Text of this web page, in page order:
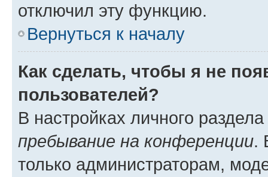
отключил эту функцию.
Вернуться к началу
Как сделать, чтобы я не
пользователей?
В настройках личного
пребывание на конференции.
только администраторам,